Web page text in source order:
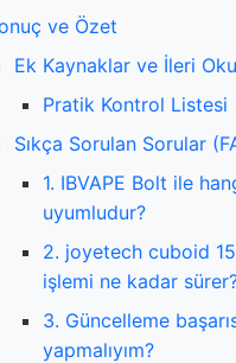
ve Özet
Ek Kaynaklar ve İleri
Pratik Kontrol Listesi
Sıkça Sorulan Sorular
1. IBVAPE Bolt ile
uyumludur?
2. joyetech cuboid
işlemi ne kadar
3. Güncelleme
yapmalıyım?